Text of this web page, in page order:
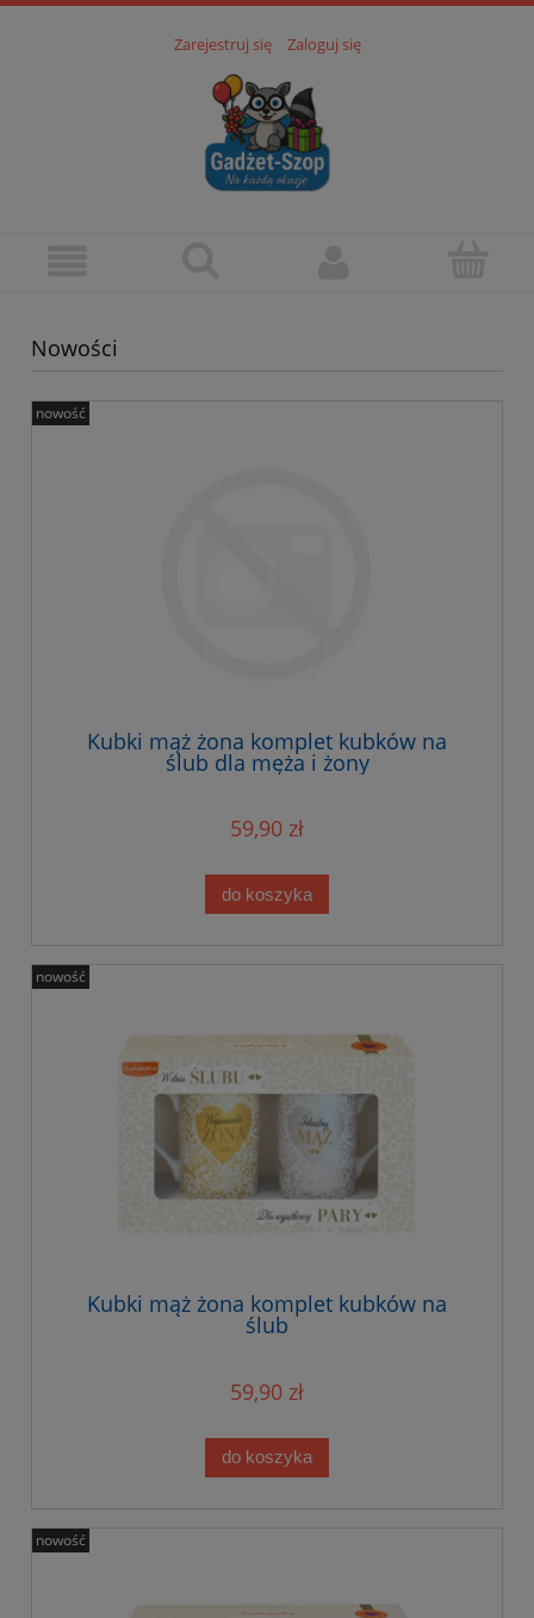
Zarejestruj się Zaloguj się
Nowości
Kubki mąż żona komplet kubków na
ślub dla męża i żony
59,90 zł
do koszyka
nowość
Kubki mąż żona komplet kubków na
ślub
59,90 zł
do koszyka
nowość
nowość